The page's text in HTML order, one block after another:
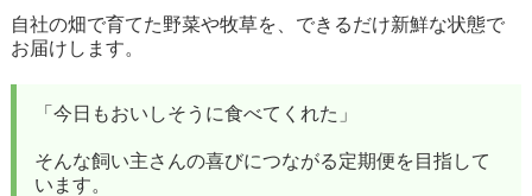
自社の畑で育てた野菜や牧草を、できるだけ新鮮な状態で
お届けします。
「今日もおいしそうに食べてくれた」
そんな飼い主さんの喜びにつながる定期便を目指して
います。